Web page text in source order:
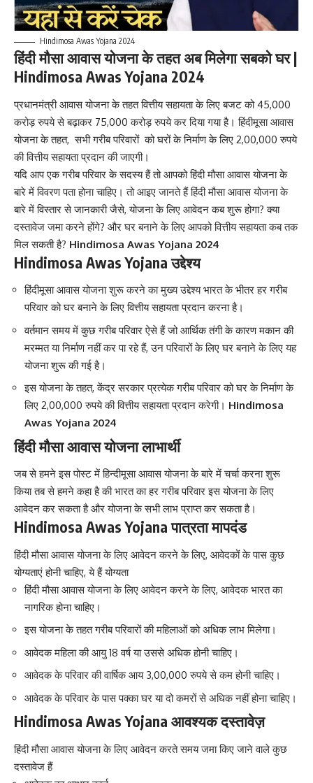
Hindimosa Awas Yojana 2024
हिंदी मौसा आवास योजना के तहत अब मिलेगा सबको घर |
Hindimosa Awas Yojana 2024
प्रधानमंत्री आवास योजना के तहत वित्तीय सहायता के लिए बजट को 45,000
करोड़ रुपये से बढ़ाकर 75,000 करोड़ रुपये कर दिया गया है। हिंदीमूसा आवास
योजना के तहत, सभी गरीब परिवारों को घरों के निर्माण के लिए 2,00,000 रुपये
की वित्तीय सहायता प्रदान की जाएगी।
यदि आप एक गरीब परिवार के सदस्य हैं तो आपको हिंदी मौसा आवास योजना के
बारे में विवरण पता होना चाहिए। तो आइए जानते हैं हिंदी मौसा आवास योजना के
बारे में विस्तार से जानकारी जैसे, योजना के लिए आवेदन कब शुरू होगा? क्या
दस्तावेज जमा करने होंगे? और घर बनाने के लिए आपको वित्तीय सहायता कब तक
मिल सकती है? Hindimosa Awas Yojana 2024
Hindimosa Awas Yojana उद्देश्य
हिंदीमूसा आवास योजना शुरू करने का मुख्य उद्देश्य भारत के भीतर हर गरीब
परिवार को घर बनाने के लिए वित्तीय सहायता प्रदान करना है।
वर्तमान समय में कुछ गरीब परिवार ऐसे हैं जो आर्थिक तंगी के कारण मकान की
मरम्मत या निर्माण नहीं कर पा रहे हैं, उन परिवारों के लिए घर बनाने के लिए यह
योजना शुरू की गई है।
इस योजना के तहत, केंद्र सरकार प्रत्येक गरीब परिवार को घर के निर्माण के
लिए 2,00,000 रुपये की वित्तीय सहायता प्रदान करेगी। Hindimosa
Awas Yojana 2024
हिंदी मौसा आवास योजना लाभार्थी
जब से हमने इस पोस्ट में हिन्दीमूसा आवास योजना के बारे में चर्चा करना शुरू
किया तब से हमने कहा है की भारत का हर गरीब परिवार इस योजना के लिए
आवेदन कर सकता है और योजना के सभी लाभ प्राप्त कर सकता है।
Hindimosa Awas Yojana पात्रता मापदंड
हिंदी मौसा आवास योजना के लिए आवेदन करने के लिए, आवेदकों के पास कुछ
योग्यताएं होनी चाहिए, ये हैं योग्यता
हिंदी मौसा आवास योजना के लिए आवेदन करने के लिए, आवेदक भारत का
नागरिक होना चाहिए।
इस योजना के तहत गरीब परिवारों की महिलाओं को अधिक लाभ मिलेगा।
आवेदक महिला की आयु 18 वर्ष या उससे अधिक होनी चाहिए।
आवेदक के परिवार की वार्षिक आय 3,00,000 रुपये से कम होनी चाहिए।
आवेदक के परिवार के पास पक्का घर या दो कमरों से अधिक नहीं होना चाहिए।
Hindimosa Awas Yojana आवश्यक दस्तावेज़
हिंदी मौसा आवास योजना के लिए आवेदन करते समय जमा किए जाने वाले कुछ
दस्तावेज हैं